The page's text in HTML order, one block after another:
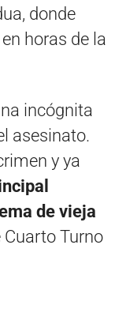
donde
horas de la
incógnita
asesinato.
y ya
de vieja
Cuarto Turno